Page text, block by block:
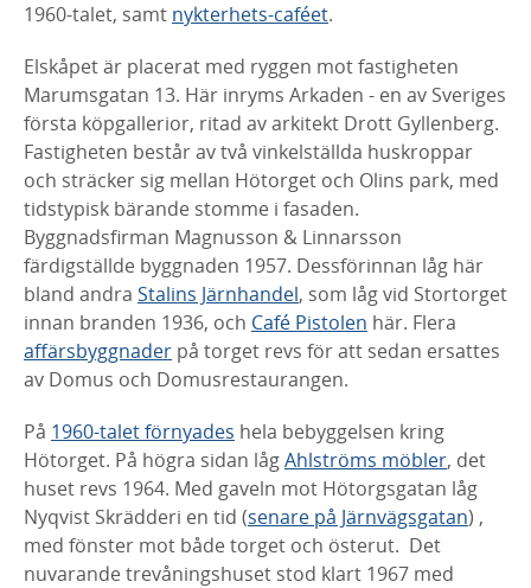
1960-talet, samt nykterhets-caféet.
Elskåpet är placerat med ryggen mot fastigheten
Marumsgatan 13. Här inryms Arkaden - en av Sveriges
första köpgallerior, ritad av arkitekt Drott Gyllenberg.
Fastigheten består av två vinkelställda huskroppar
och sträcker sig mellan Hötorget och Olins park, med
tidstypisk bärande stomme i fasaden.
Byggnadsfirman Magnusson & Linnarsson
färdigställde byggnaden 1957. Dessförinnan låg här
bland andra Stalins Järnhandel, som låg vid Stortorget
innan branden 1936, och Café Pistolen här. Flera
affärsbyggnader på torget revs för att sedan ersattes
av Domus och Domusrestaurangen.
På 1960-talet förnyades hela bebyggelsen kring
Hötorget. På högra sidan lågAhlströms möbler, det
huset revs 1964. Med gaveln mot Hötorgsgatan låg
Nyqvist Skrädderi en tid (senare på Järnvägsgatan) ,
med fönster mot både torget och österut. Det
nuvarande trevåningshuset stod klart 1967 med